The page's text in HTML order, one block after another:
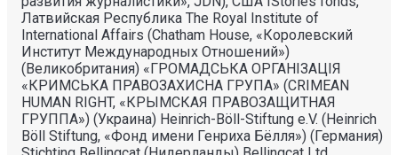
Латвийская Республика The Royal Institute of
International Affairs (Chatham House, «Королевский
Институт Международных Отношений»)
(Великобритания) «ГРОМАДСЬКА ОРГАНIЗАЦIЯ
«КРИМСЬКА ПРАВОЗАХИСНА ГРУПА» (CRIMEAN
HUMAN RIGHT, «КРЫМСКАЯ ПРАВОЗАЩИТНАЯ
ГРУППА») (Украина) Heinrich-Böll-Stiftung e.V. (Heinrich
Böll Stiftung, «Фонд имени Генриха Бёлля») (Германия)